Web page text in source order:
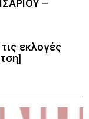
–
εκλογές